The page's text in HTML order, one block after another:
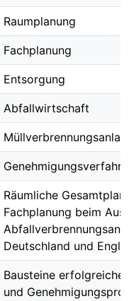
Raumplanung
Fachplanung
Entsorgung
Abfallwirtschaft
Räumliche
Fachplanung beim
Deutschland und
Bausteine
und